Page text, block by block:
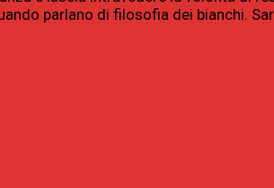
parlano di filosofia dei bianchi.